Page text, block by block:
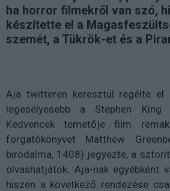
ha horror filmekről van szó,
készítette el a
szemét, a Tükrök-et és a
Aja twitteren keresztül regélte el
legesélyesebb a Stephen King
Kedvencek temetője film
forgatókönyvet Matthew
birodalma, 1408) jegyezte, a
olvashatjátok. Aja-nak egyébként
hiszen a következő rendezése